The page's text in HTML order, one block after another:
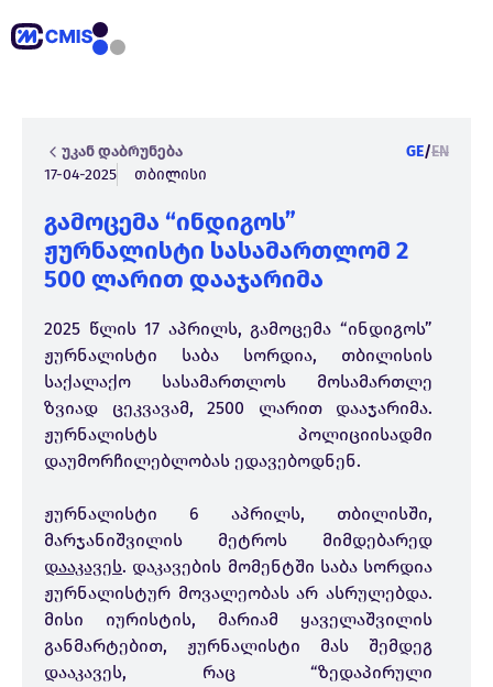
უკან დაბრუნება GE/EN
17-04-2025
თბილისი
გამოცემა “ინდიგოს”
ჟურნალისტი სასამართლომ 2
500 ლარით დააჯარიმა
2025 წლის 17 აპრილს, გამოცემა “ინდიგოს”
ჟურნალისტი საბა სორდია, თბილისის
საქალაქო სასამართლოს მოსამართლე
ზვიად ცეკვავამ, 2500 ლარით დააჯარიმა.
ჟურნალისტს პოლიციისადმი
დაუმორჩილებლობას ედავებოდნენ.
ჟურნალისტი 6 აპრილს, თბილისში,
მარჯანიშვილის მეტროს მიმდებარედ
დააკავეს. დაკავების მომენტში საბა სორდია
ჟურნალისტურ მოვალეობას არ ასრულებდა.
მისი იურისტის, მარიამ ყაველაშვილის
განმარტებით, ჟურნალისტი მას შემდეგ
დააკავეს, რაც “ზედაპირული